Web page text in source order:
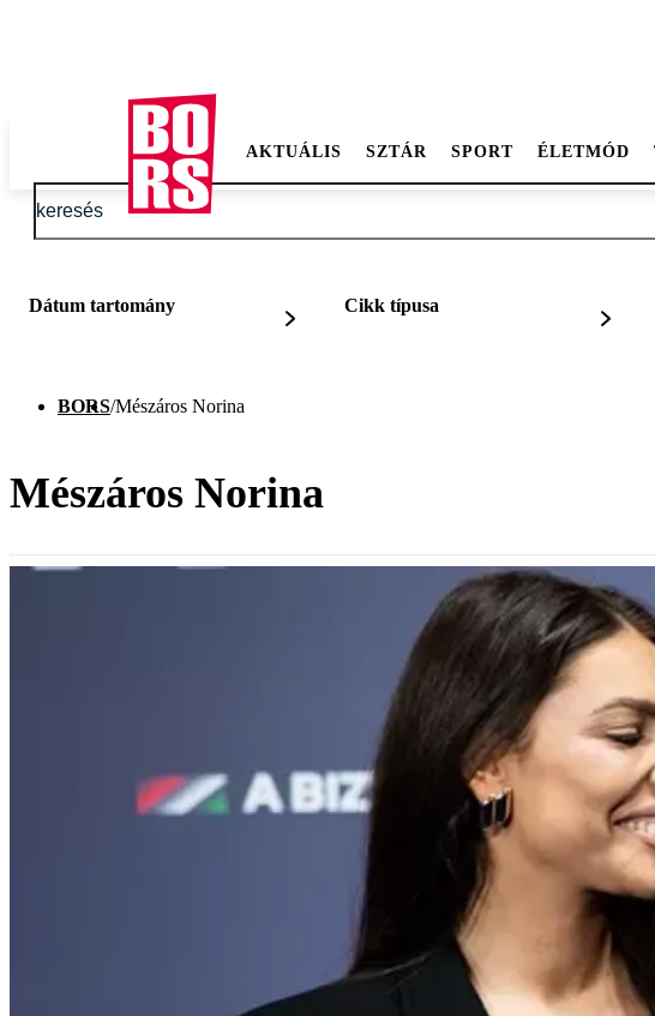
AKTUÁLIS SZTÁR SPORT ÉLETMÓD
Dátum tartomány Cikk típusa
BORS/Mészáros Norina
Mészáros Norina